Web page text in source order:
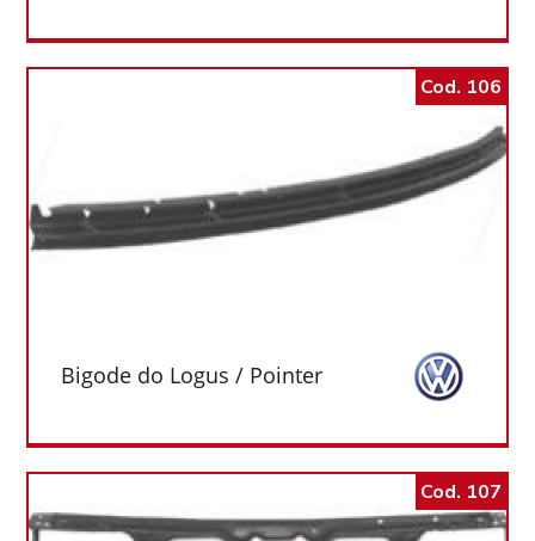
Cod. 106
Bigode do Logus / Pointer
Cod. 107